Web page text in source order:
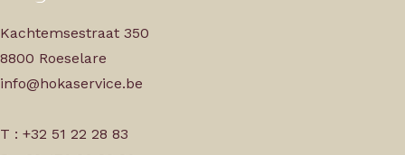
Kachtemsestraat 350
8800 Roeselare
info@hokaservice.be
T : +32 51 22 28 83